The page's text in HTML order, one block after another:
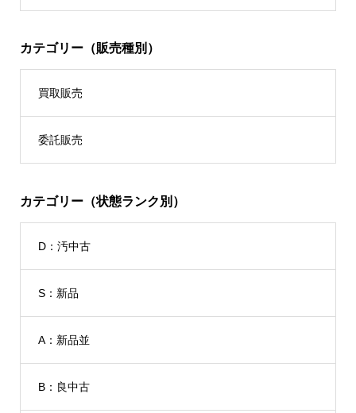
カテゴリー（販売種別）
買取販売
委託販売
カテゴリー（状態ランク別）
D：汚中古
S：新品
A：新品並
B：良中古